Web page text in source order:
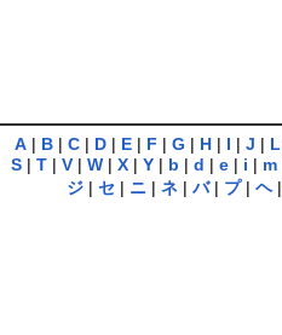
A | B |C | D | E | F |G | H | I |J | L
S |T |V |W |X |Y | b |d |e | i | m
ジ| セ | ニ| ネ| バ| プ| ヘ|